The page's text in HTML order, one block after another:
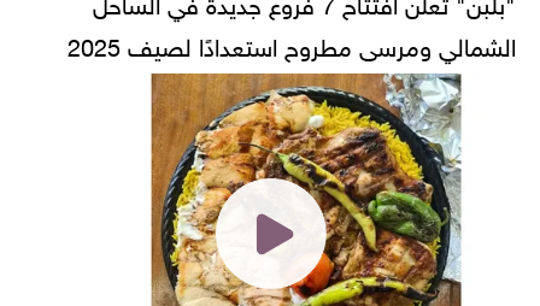
الشمالي ومرسى مطروح استعدادًا لصيف 2025